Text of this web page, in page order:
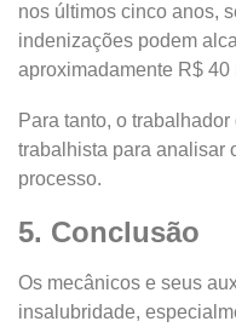
nos últimos cinco anos,
indenizações podem
aproximadamente R$ 40
Para tanto, o
trabalhista para analisar
processo.
5. Conclusão
Os mecânicos e seus
insalubridade,